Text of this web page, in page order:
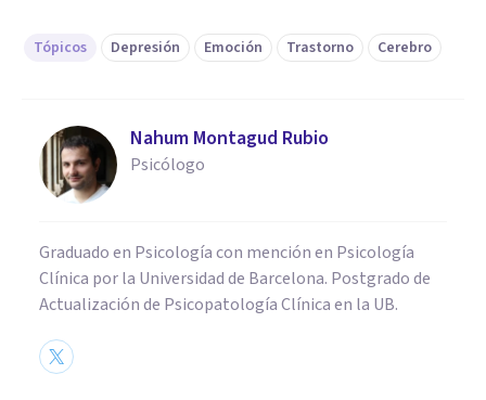
Tópicos Depresión Emoción Trastorno Cerebro
Nahum Montagud Rubio
Psicólogo
Graduado en Psicología con mención en Psicología
Clínica por la Universidad de Barcelona. Postgrado de
Actualización de Psicopatología Clínica en la UB.